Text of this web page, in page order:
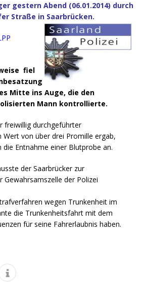
gestern Abend (06.01.2014) durch
Straße in Saarbrücken.
fiel
Mitte ins Auge, die den
Mann kontrollierte.
freiwillig durchgeführter
von über drei Promille ergab,
Entnahme einer Blutprobe an.
der Saarbrücker zur
Gewahrsamszelle der Polizei
wegen Trunkenheit im
die Trunkenheitsfahrt mit dem
für seine Fahrerlaubnis haben.